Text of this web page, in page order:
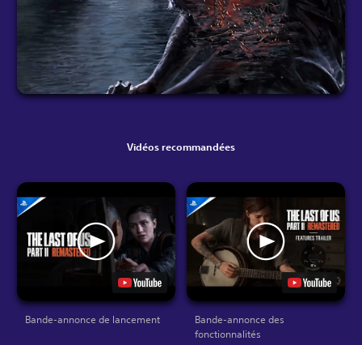
Vidéos recommandées
Bande-annonce de lancement
Bande-annonce des
fonctionnalités